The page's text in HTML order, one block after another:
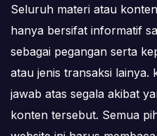
Seluruh materi atau
hanya bersifat informatif
sebagai pegangan serta
atau jenis transaksi lainya.
jawab atas segala akibat
konten tersebut. Semua